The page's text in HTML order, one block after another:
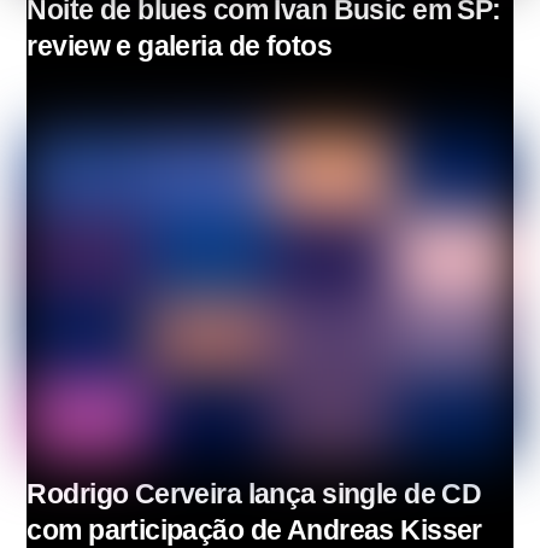
Noite de blues com Ivan Busic em SP:
review e galeria de fotos
Rodrigo Cerveira lança single de CD
com participação de Andreas Kisser